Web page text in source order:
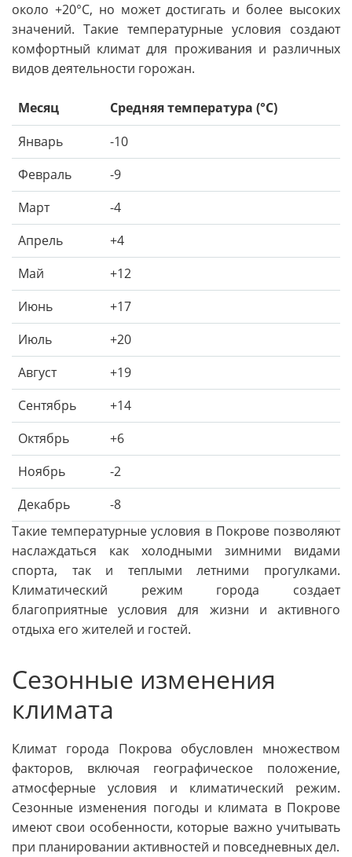
около +20°C, но может достигать и более высоких
значений. Такие температурные условия создают
комфортный климат для проживания и различных
видов деятельности горожан.
Месяц
Средняя температура (°C)
Январь
-10
Февраль
-9
Март
-4
Апрель
+4
Май
+12
Июнь
+17
Июль
+20
Август
+19
Сентябрь
+14
Октябрь
+6
Ноябрь
-2
Декабрь
-8
Такие температурные условия в Покрове позволяют
наслаждаться как холодными зимними видами
спорта, так и теплыми летними прогулками.
Климатический режим города создает
благоприятные условия для жизни и активного
отдыха его жителей и гостей.
Сезонные изменения
климата
Климат города Покрова обусловлен множеством
факторов, включая географическое положение,
атмосферные условия и климатический режим.
Сезонные изменения погоды и климата в Покрове
имеют свои особенности, которые важно учитывать
при планировании активностей и повседневных дел.